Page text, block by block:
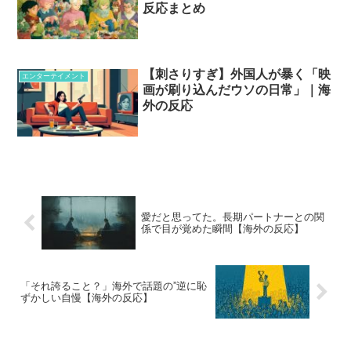
反応まとめ
エンターテイメント
【刺さりすぎ】外国人が暴く「映
画が刷り込んだウソの日常」｜海
外の反応
愛だと思ってた。長期パートナーとの関
係で目が覚めた瞬間【海外の反応】
「それ誇ること？」海外で話題の”逆に恥
ずかしい自慢【海外の反応】